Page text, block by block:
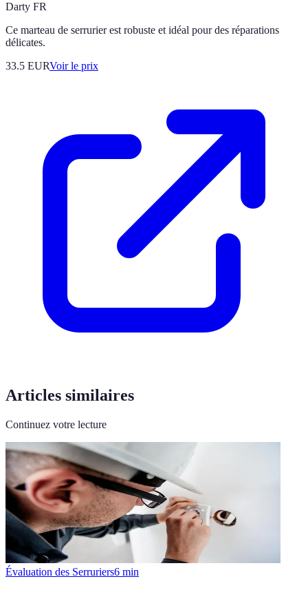
Darty FR
Ce marteau de serrurier est robuste et idéal pour des réparations
délicates.
33.5 EURVoir le prix
Articles similaires
Continuez votre lecture
Évaluation des Serruriers6 min